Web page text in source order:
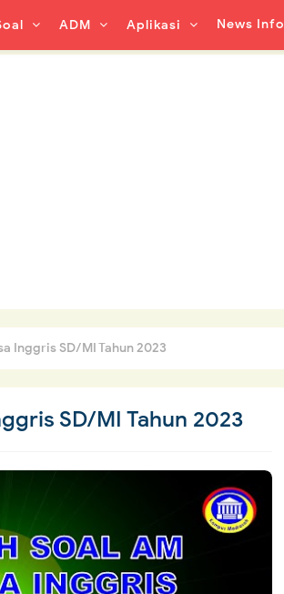
ADM Aplikasi News Info
Inggris SD/MI Tahun 2023
SD/MI Tahun 2023